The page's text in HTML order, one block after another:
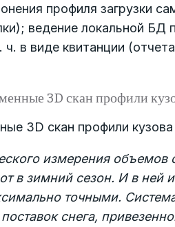
профиля загрузки
ведение локальной БД
в виде квитанции
3D скан профили
3D скан профили
измерения
в зимний сезон. Ив ней
точными.
снега,